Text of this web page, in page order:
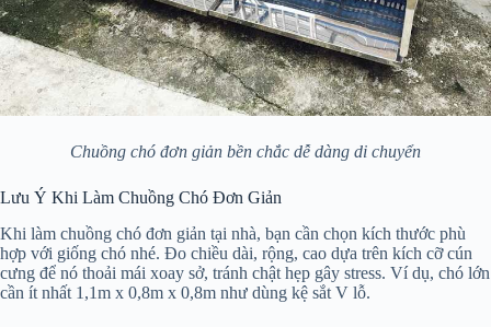
Chuồng chó đơn giản bền chắc dễ dàng di chuyển
Lưu Ý Khi Làm Chuồng Chó Đơn Giản
Khi làm chuồng chó đơn giản tại nhà, bạn cần chọn kích thước phù
hợp với giống chó nhé. Đo chiều dài, rộng, cao dựa trên kích cỡ cún
cưng để nó thoải mái xoay sở, tránh chật hẹp gây stress. Ví dụ, chó lớn
cần ít nhất 1,1m x 0,8m x 0,8m như dùng kệ sắt V lỗ.